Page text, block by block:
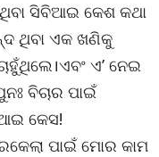
ସିବିଆଇ କେଶ କଥା
ଥିବା ଏକ ଖଣିକୁ
ଏ’ ନେଇ
ବିଚାର ପାଇଁ
କେସ!
ପାଇଁ ମୋର କାମ